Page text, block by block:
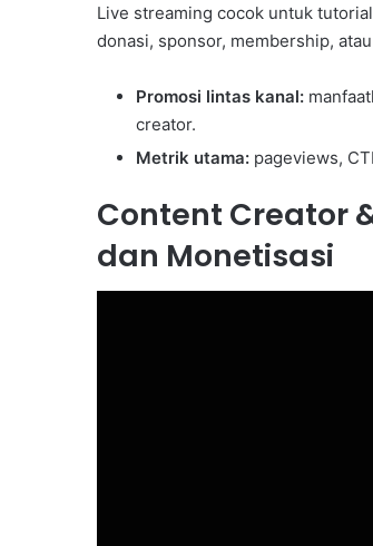
Live streaming cocok untuk
donasi, sponsor, membership,
Promosi lintas kanal:
creator.
Metrik utama: pageviews,
Content Creator
dan Monetisasi